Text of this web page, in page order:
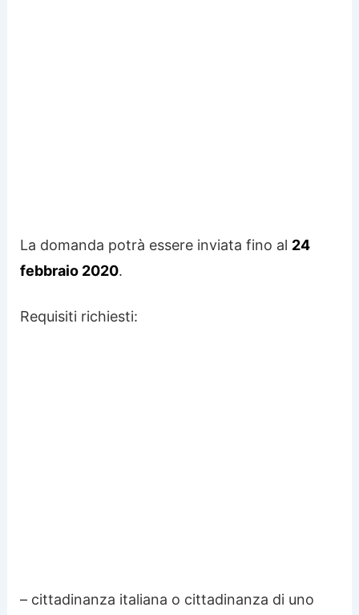
La domanda potrà essere inviata fino al 24
febbraio 2020.
Requisiti richiesti:
– cittadinanza italiana o cittadinanza di uno